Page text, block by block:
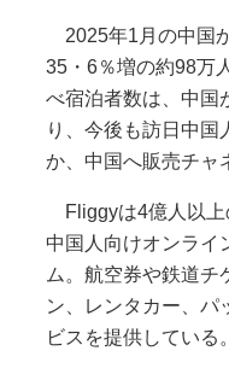
2025年1月の中国
35・6％増の約98万
べ宿泊者数は、中国
り、今後も訪日中国
か、中国へ販売チャ
Fliggyは4億人以上
中国人向けオンライ
ム。航空券や鉄道チ
ン、レンタカー、パ
ビスを提供している。